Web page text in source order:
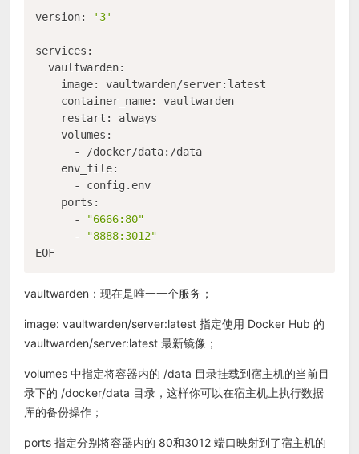
version: '3'
services:
  vaultwarden:
    image: vaultwarden/server:latest
    container_name: vaultwarden
    restart: always
    volumes:
      - /docker/data:/data
    env_file:
      - config.env
    ports:
      -
"6666:80"
      -
"8888:3012"
vaultwarden：现在是唯一一个服务；
image: vaultwarden/server:latest 指定使用 Docker Hub 的
vaultwarden/server:latest 最新镜像；
volumes 中指定将容器内的 /data 目录挂载到宿主机的当前目
录下的 /docker/data 目录，这样你可以在宿主机上执行数据
库的备份操作；
ports 指定分别将容器内的 80和3012 端口映射到了宿主机的